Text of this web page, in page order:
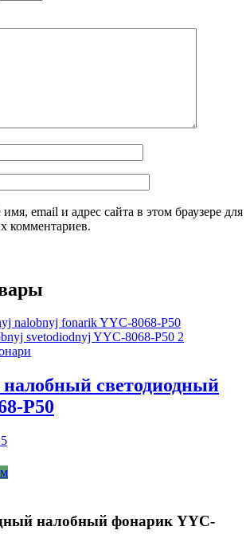
email и адрес сайта в этом браузере для
комментариев.
светодиодный
P50
налобный фонарик YYC-